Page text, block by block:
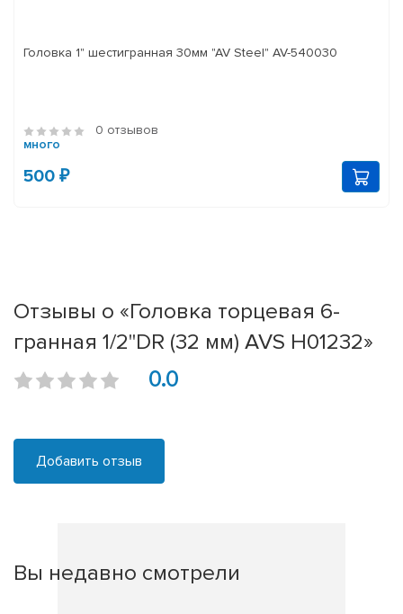
Головка 1" шестигранная 30мм "AV Steel" AV-540030
0 отзывов
много
500 ₽
Отзывы о «Головка торцевая 6-
гранная 1/2''DR (32 мм) AVS H01232»
0.0
Добавить отзыв
Вы недавно смотрели